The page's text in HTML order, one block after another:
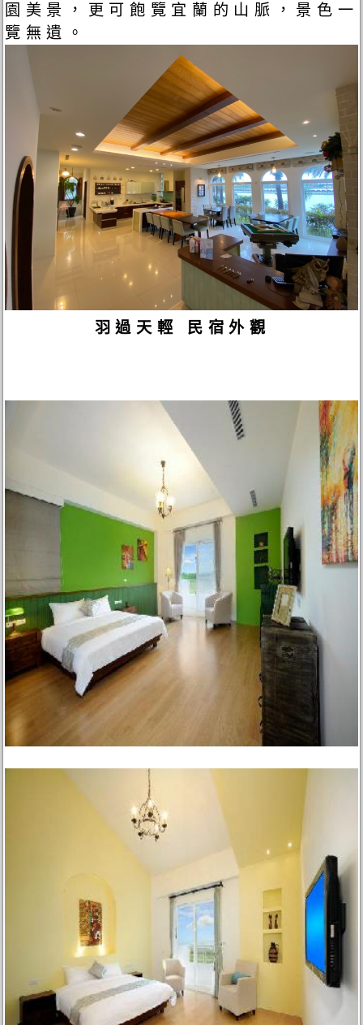
園美景，更可飽覽宜蘭的山脈，景色一
覽無遺。
羽過天輕 民宿外觀